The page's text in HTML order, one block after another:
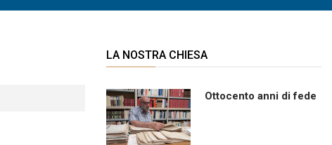
LA NOSTRA CHIESA
Ottocento anni di fede